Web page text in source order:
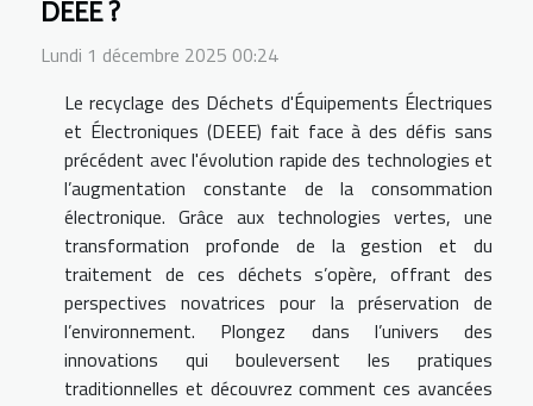
DEEE ?
Lundi 1 décembre 2025 00:24
Le recyclage des Déchets d'Équipements Électriques
et Électroniques (DEEE) fait face à des défis sans
précédent avec l'évolution rapide des technologies et
l’augmentation constante de la consommation
électronique. Grâce aux technologies vertes, une
transformation profonde de la gestion et du
traitement de ces déchets s’opère, offrant des
perspectives novatrices pour la préservation de
l’environnement. Plongez dans l’univers des
innovations qui bouleversent les pratiques
traditionnelles et découvrez comment ces avancées